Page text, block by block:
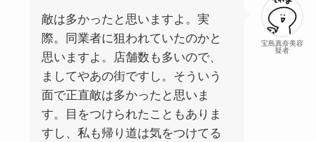
宝島真奈美容
疑者
敵は多かったと思いますよ。実
際。同業者に狙われていたのかと
思いますよ。店舗数も多いので、
ましてやあの街ですし。そういう
面で正直敵は多かったと思いま
す。目をつけられたこともありま
すし、私も帰り道は気をつけてる